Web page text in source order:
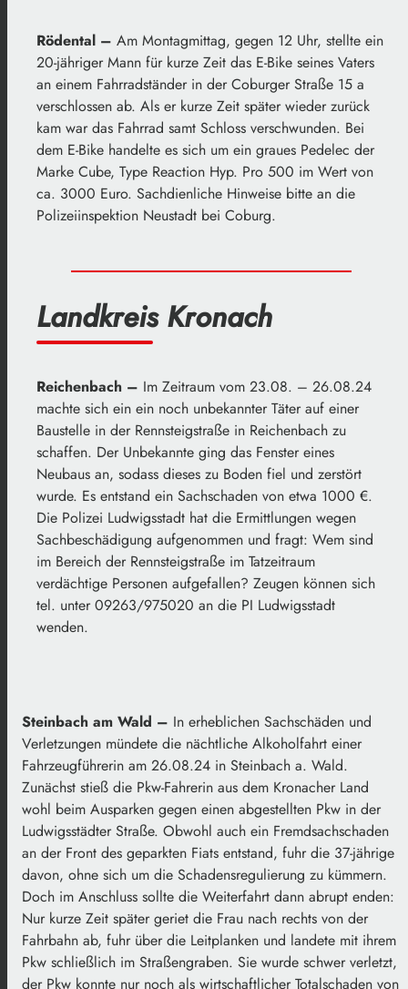
Rödental – Am Montagmittag, gegen 12 Uhr, stellte ein
20-jähriger Mann für kurze Zeit das E-Bike seines Vaters
an einem Fahrradständer in der Coburger Straße 15 a
verschlossen ab. Als er kurze Zeit später wieder zurück
kam war das Fahrrad samt Schloss verschwunden. Bei
dem E-Bike handelte es sich um ein graues Pedelec der
Marke Cube, Type Reaction Hyp. Pro 500 im Wert von
ca. 3000 Euro. Sachdienliche Hinweise bitte an die
Polizeiinspektion Neustadt bei Coburg.
Landkreis Kronach
Reichenbach – Im Zeitraum vom 23.08. – 26.08.24
machte sich ein ein noch unbekannter Täter auf einer
Baustelle in der Rennsteigstraße in Reichenbach zu
schaffen. Der Unbekannte ging das Fenster eines
Neubaus an, sodass dieses zu Boden fiel und zerstört
wurde. Es entstand ein Sachschaden von etwa 1000 €.
Die Polizei Ludwigsstadt hat die Ermittlungen wegen
Sachbeschädigung aufgenommen und fragt: Wem sind
im Bereich der Rennsteigstraße im Tatzeitraum
verdächtige Personen aufgefallen? Zeugen können sich
tel. unter 09263/975020 an die PI Ludwigsstadt
wenden.
Steinbach am Wald – In erheblichen Sachschäden und
Verletzungen mündete die nächtliche Alkoholfahrt einer
Fahrzeugführerin am 26.08.24 in Steinbach a. Wald.
Zunächst stieß die Pkw-Fahrerin aus dem Kronacher Land
wohl beim Ausparken gegen einen abgestellten Pkw in der
Ludwigsstädter Straße. Obwohl auch ein Fremdsachschaden
an der Front des geparkten Fiats entstand, fuhr die 37-jährige
davon, ohne sich um die Schadensregulierung zu kümmern.
Doch im Anschluss sollte die Weiterfahrt dann abrupt enden:
Nur kurze Zeit später geriet die Frau nach rechts von der
Fahrbahn ab, fuhr über die Leitplanken und landete mit ihrem
Pkw schließlich im Straßengraben. Sie wurde schwer verletzt,
der Pkw konnte nur noch als wirtschaftlicher Totalschaden von